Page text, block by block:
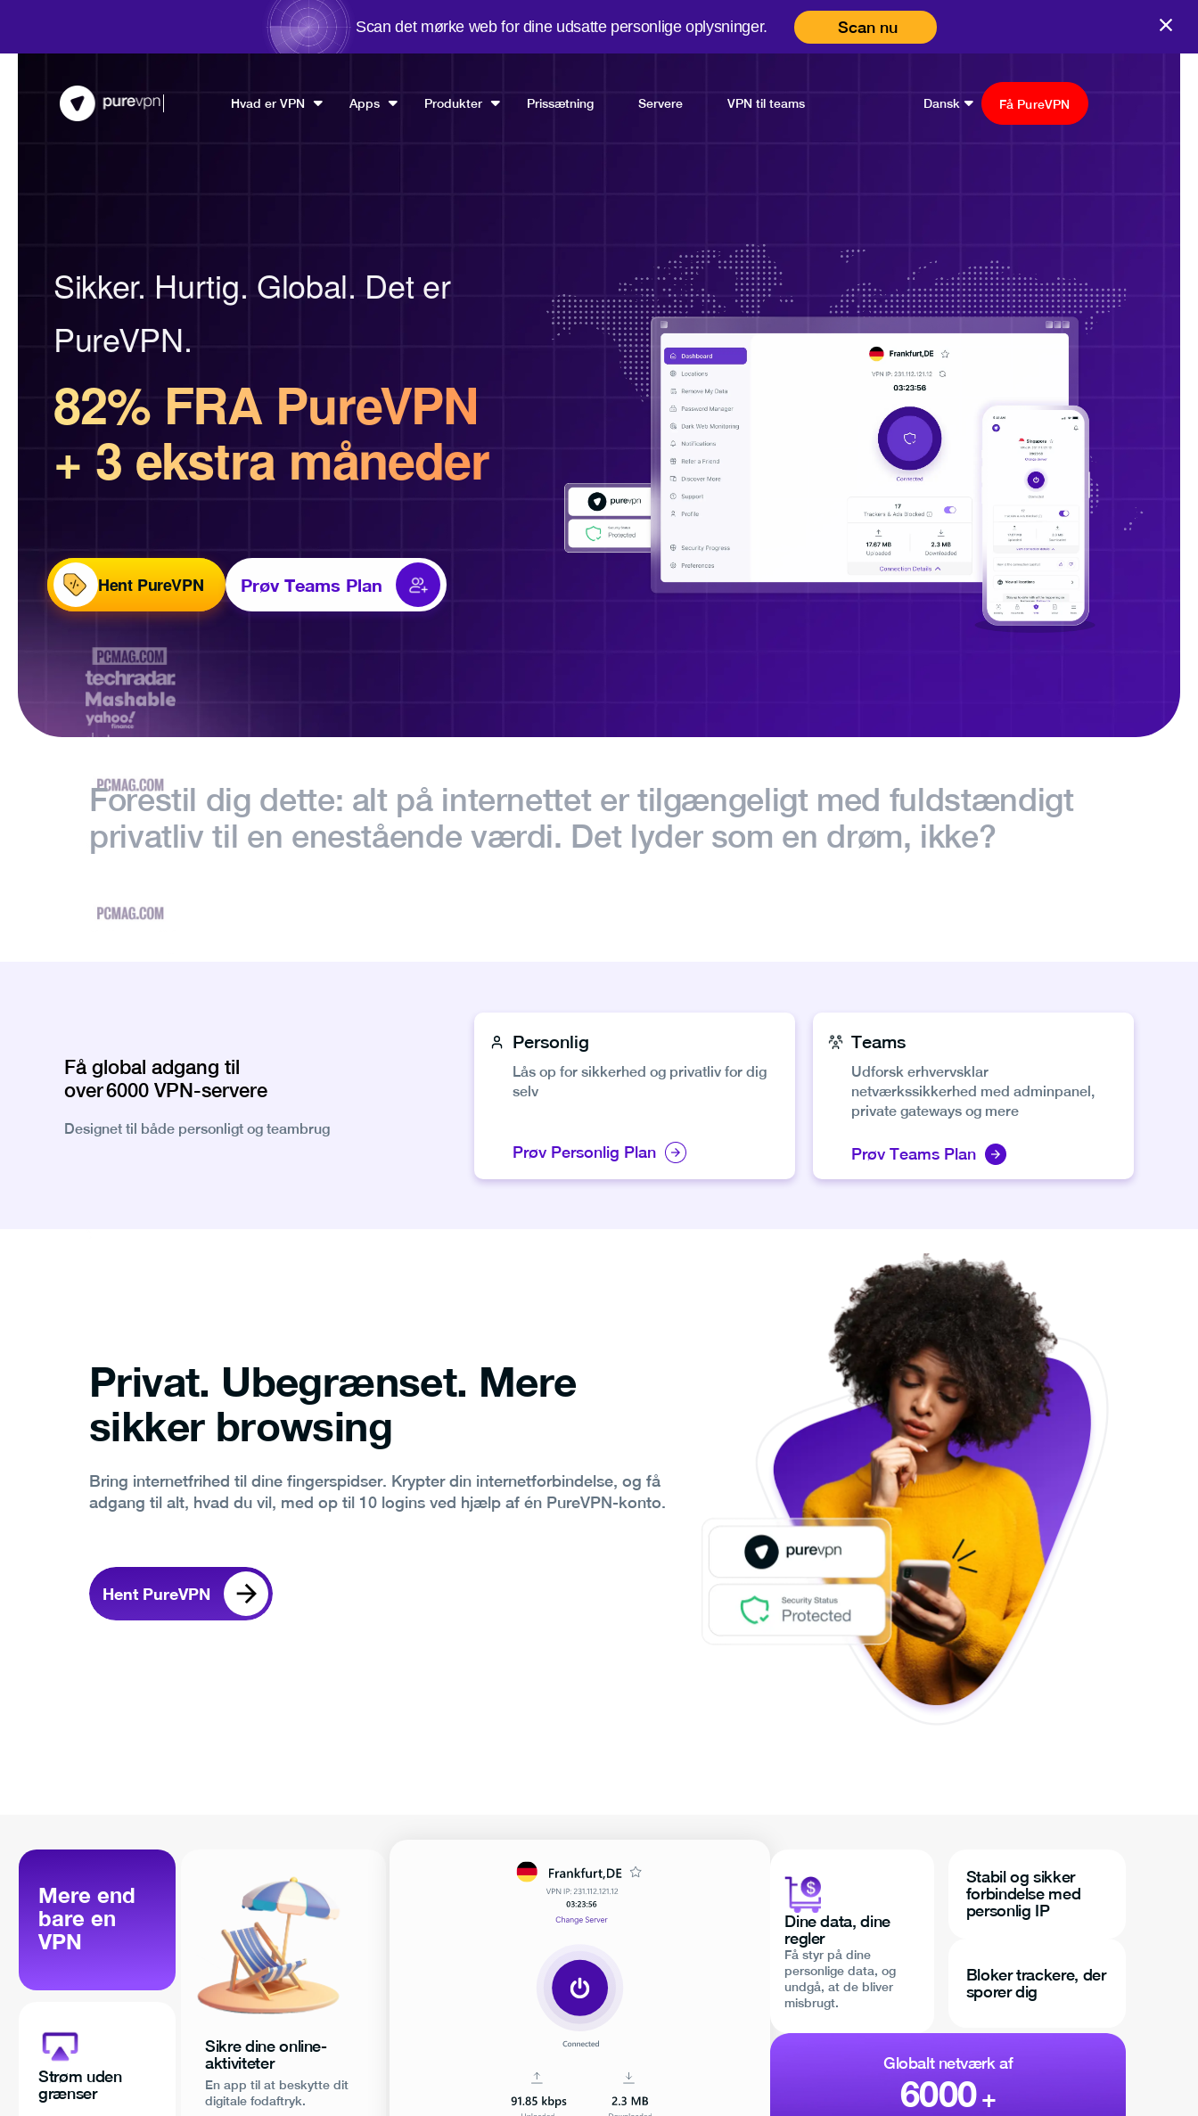
Scan det mørke web for dine udsatte personlige oplysninger. Scan nu
Hvad er VPN Apps Produkter Prissætning Servere VPN til teams Dansk Få PureVPN
Sikker. Hurtig. Global. Det er
PureVPN.
82% FRA PureVPN
+ 3 ekstra måneder
Hent PureVPN Prøv Teams Plan
Forestil dig dette: alt på internettet er tilgængeligt med fuldstændigt
privatliv til en enestående værdi. Det lyder som en drøm, ikke?
Få global adgang til
over 6000 VPN-servere
Designet til både personligt og teambrug
Personlig
Lås op for sikkerhed og privatliv for dig
selv
Prøv Personlig Plan
Teams
Udforsk erhvervsklar
netværkssikkerhed med adminpanel,
private gateways og mere
Prøv Teams Plan
Privat. Ubegrænset. Mere
sikker browsing
Bring internetfrihed til dine fingerspidser. Krypter din internetforbindelse, og få
adgang til alt, hvad du vil, med op til 10 logins ved hjælp af én PureVPN-konto.
Hent PureVPN
Mere end
bare en
VPN
Strøm uden
grænser
Sikre dine online-
aktiviteter
En app til at beskytte dit
digitale fodaftryk.
Dine data, dine
regler
Få styr på dine
personlige data, og
undgå, at de bliver
misbrugt.
Stabil og sikker
forbindelse med
personlig IP
Bloker trackere, der
sporer dig
Globalt netværk af
6000+